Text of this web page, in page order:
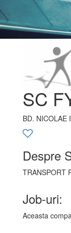
SC
BD. NICOLAE
Despre
TRANSPORT
Job-uri:
Aceasta